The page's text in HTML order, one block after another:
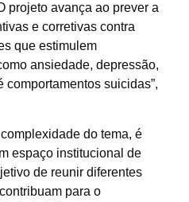
projeto avança ao prever a
e corretivas contra
que estimulem
ansiedade, depressão,
suicidas”,
do tema, é
espaço institucional de
de reunir diferentes
para o